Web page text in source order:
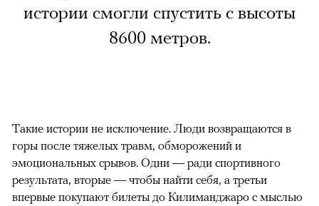
истории смогли спустить с высоты
8600 метров.
Такие истории не исключение. Люди возвращаются в
горы после тяжелых травм, обморожений и
эмоциональных срывов. Одни — ради спортивного
результата, вторые — чтобы найти себя, а третьи
впервые покупают билеты до Килиманджаро с мыслью